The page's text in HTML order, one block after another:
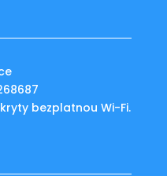
bezplatnou Wi-Fi.